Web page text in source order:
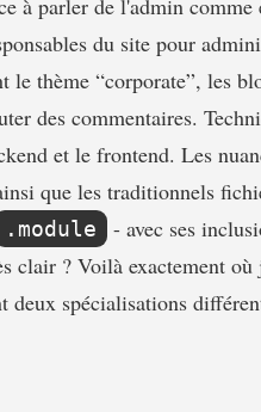
à parler de l'admin
du site pour
le thème “corporate”, les
des commentaires.
et le frontend. Les
que les traditionnels
.module - avec ses
clair ? Voilà exactement
deux spécialisations